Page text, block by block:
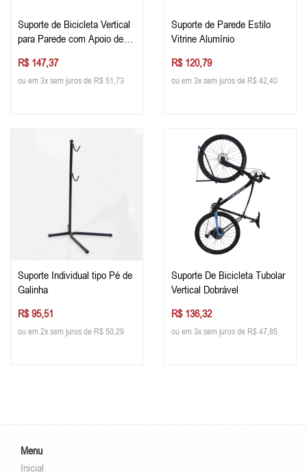
Suporte de Bicicleta Vertical
para Parede com Apoio de
R$ 147,37
ou em 3x sem juros de R$ 51,73
Suporte de Parede Estilo
Vitrine Alumínio
R$ 120,79
ou em 3x sem juros de R$ 42,40
Suporte Individual tipo Pé de
Galinha
R$ 95,51
ou em 2x sem juros de R$ 50,29
Suporte De Bicicleta Tubolar
Vertical Dobrável
R$ 136,32
ou em 3x sem juros de R$ 47,85
Menu
Inicial